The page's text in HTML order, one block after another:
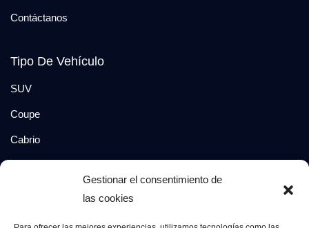
Gestionar el consentimiento de
las cookies
Contáctanos
Tipo De Vehículo
SUV
Coupe
Cabrio